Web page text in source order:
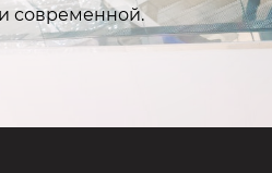
современной.